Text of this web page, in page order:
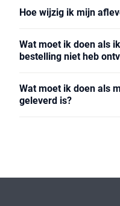
Hoe wijzig ik mijn
Wat moet ik doen als
bestelling niet heb
Wat moet ik doen als
geleverd is?